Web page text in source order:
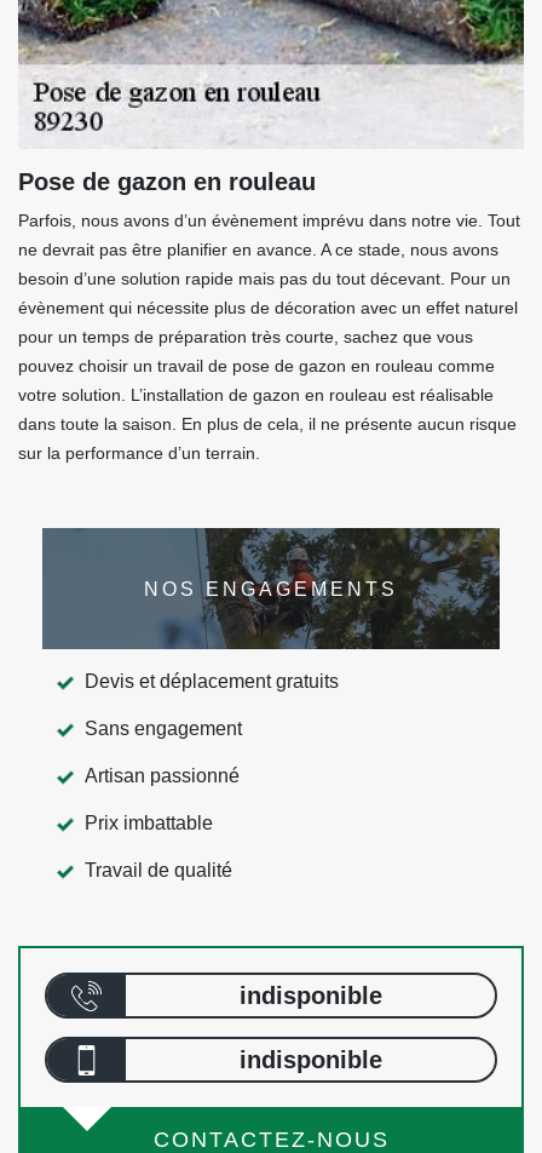
Pose de gazon en rouleau
Parfois, nous avons d’un évènement imprévu dans notre vie. Tout
ne devrait pas être planifier en avance. A ce stade, nous avons
besoin d’une solution rapide mais pas du tout décevant. Pour un
évènement qui nécessite plus de décoration avec un effet naturel
pour un temps de préparation très courte, sachez que vous
pouvez choisir un travail de pose de gazon en rouleau comme
votre solution. L’installation de gazon en rouleau est réalisable
dans toute la saison. En plus de cela, il ne présente aucun risque
sur la performance d’un terrain.
NOS ENGAGEMENTS
Devis et déplacement gratuits
Sans engagement
Artisan passionné
Prix imbattable
Travail de qualité
indisponible
indisponible
CONTACTEZ-NOUS